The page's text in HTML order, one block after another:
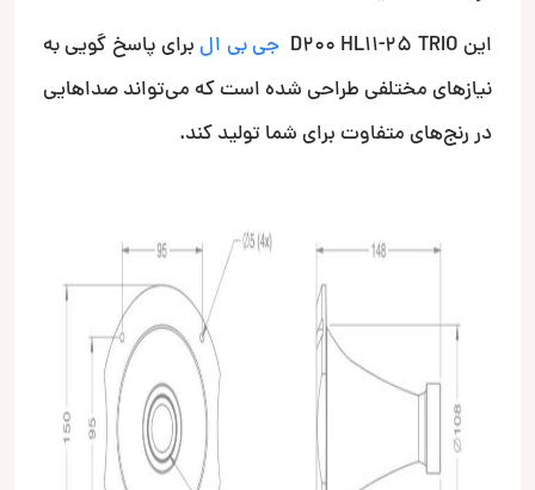
این D200 HL11-25 TRIO
جی بی البرای پاسخ گویی به
نیازهای مختلفی طراحی شده است که می‌تواند صداهایی
در رنج‌های متفاوت برای شما تولید کند.